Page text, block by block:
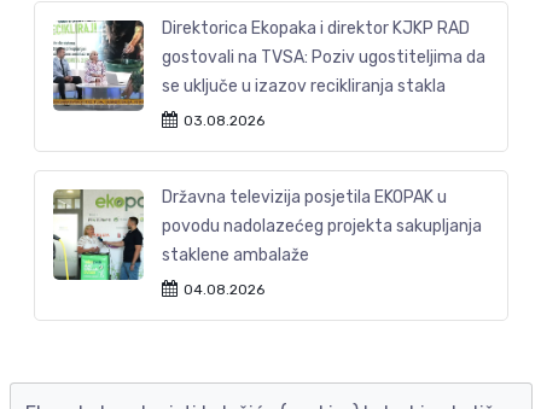
Direktorica Ekopaka i direktor KJKP RAD
gostovali na TVSA: Poziv ugostiteljima da
se uključe u izazov recikliranja stakla
03.08.2026
Državna televizija posjetila EKOPAK u
povodu nadolazećeg projekta sakupljanja
staklene ambalaže
04.08.2026